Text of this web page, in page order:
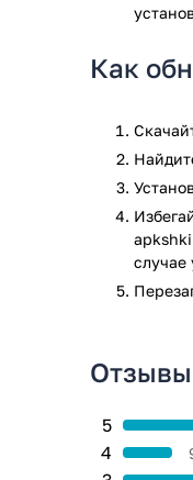
Как
случае
4
5